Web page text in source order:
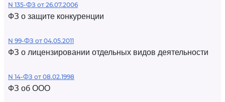
N 135-ФЗ от 26.07.2006
ФЗ о защите конкуренции
N 99-ФЗ от 04.05.2011
ФЗ о лицензировании отдельных видов деятельности
N 14-ФЗ от 08.02.1998
ФЗ об ООО